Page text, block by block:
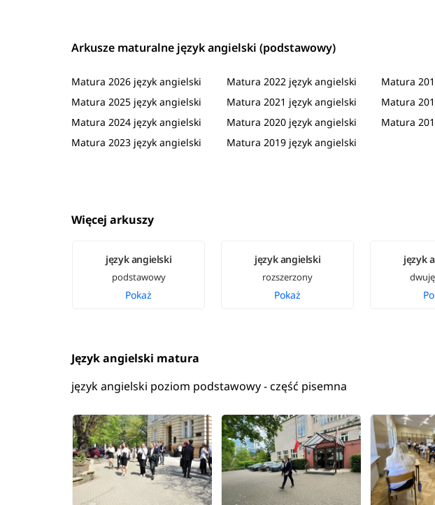
Arkusze maturalne język angielski (podstawowy)
Matura 2026 język angielski
Matura 2025 język angielski
Matura 2024 język angielski
Matura 2023 język angielski
Matura 2022 język angielski
Matura 2021 język angielski
Matura 2020 język angielski
Matura 2019 język angielski
Matura
Matura
Matura
Więcej arkuszy
język angielski
podstawowy
Pokaż
język angielski
rozszerzony
Pokaż
język
Język angielski matura
język angielski poziom podstawowy - część pisemna